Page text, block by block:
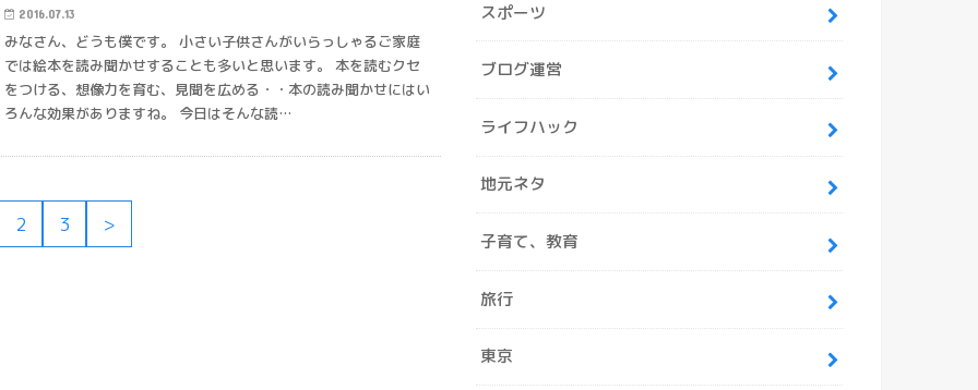
2016.07.13
みなさん、どうも僕です。 小さい子供さんがいらっしゃるご家庭
では絵本を読み聞かせすることも多いと思います。 本を読むクセ
をつける、想像力を育む、見聞を広める・・本の読み聞かせにはい
ろんな効果がありますね。 今日はそんな読…
2 3 >
スポーツ
ブログ運営
ライフハック
地元ネタ
子育て、教育
旅行
東京